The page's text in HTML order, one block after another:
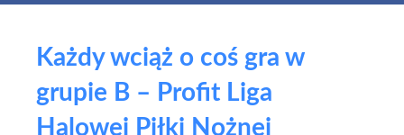
Każdy wciąż o coś gra w
grupie B – Profit Liga
Halowej Piłki Nożnej